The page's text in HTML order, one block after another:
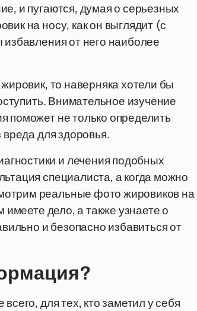
и пугаются, думая о серьезных
на носу, как он выглядит (с
от него наиболее
то наверняка хотели бы
Внимательное изучение
поможет не только определить
для здоровья.
и лечения подобных
специалиста, а когда можно
реальные фото жировиков на
дело, а также узнаете о
и безопасно избавиться от
для тех, кто заметил у себя